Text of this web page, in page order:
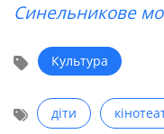
Синельникове
Культура
діти